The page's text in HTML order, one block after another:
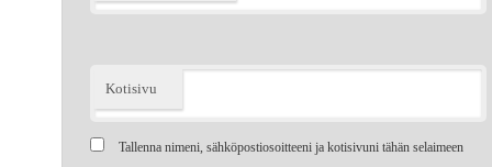
Kotisivu
Tallenna nimeni, sähköpostiosoitteeni ja kotisivuni tähän selaimeen